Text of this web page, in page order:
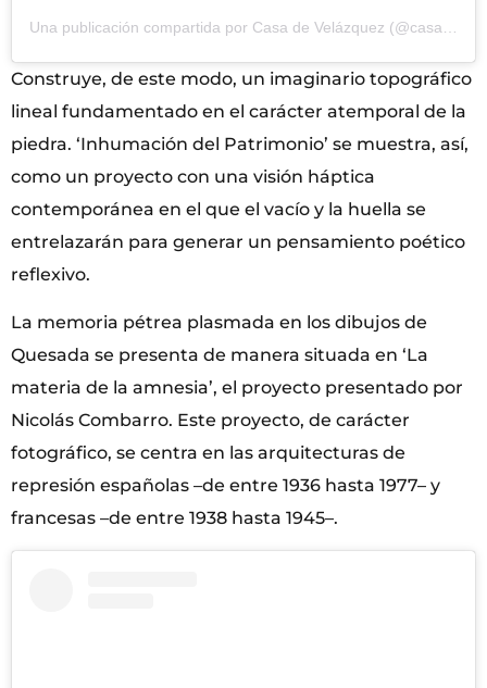
Construye, de este modo, un imaginario topográfico
lineal fundamentado en el carácter atemporal de la
piedra. ‘Inhumación del Patrimonio’ se muestra, así,
como un proyecto con una visión háptica
contemporánea en el que el vacío y la huella se
entrelazarán para generar un pensamiento poético
reflexivo.
La memoria pétrea plasmada en los dibujos de
Quesada se presenta de manera situada en ‘La
materia de la amnesia’, el proyecto presentado por
Nicolás Combarro. Este proyecto, de carácter
fotográfico, se centra en las arquitecturas de
represión españolas –de entre 1936 hasta 1977– y
francesas –de entre 1938 hasta 1945–.